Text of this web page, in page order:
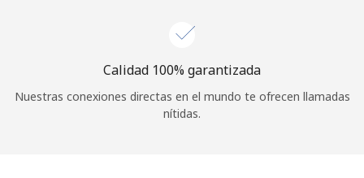
Calidad 100% garantizada
Nuestras conexiones directas en el mundo te ofrecen llamadas
nítidas.